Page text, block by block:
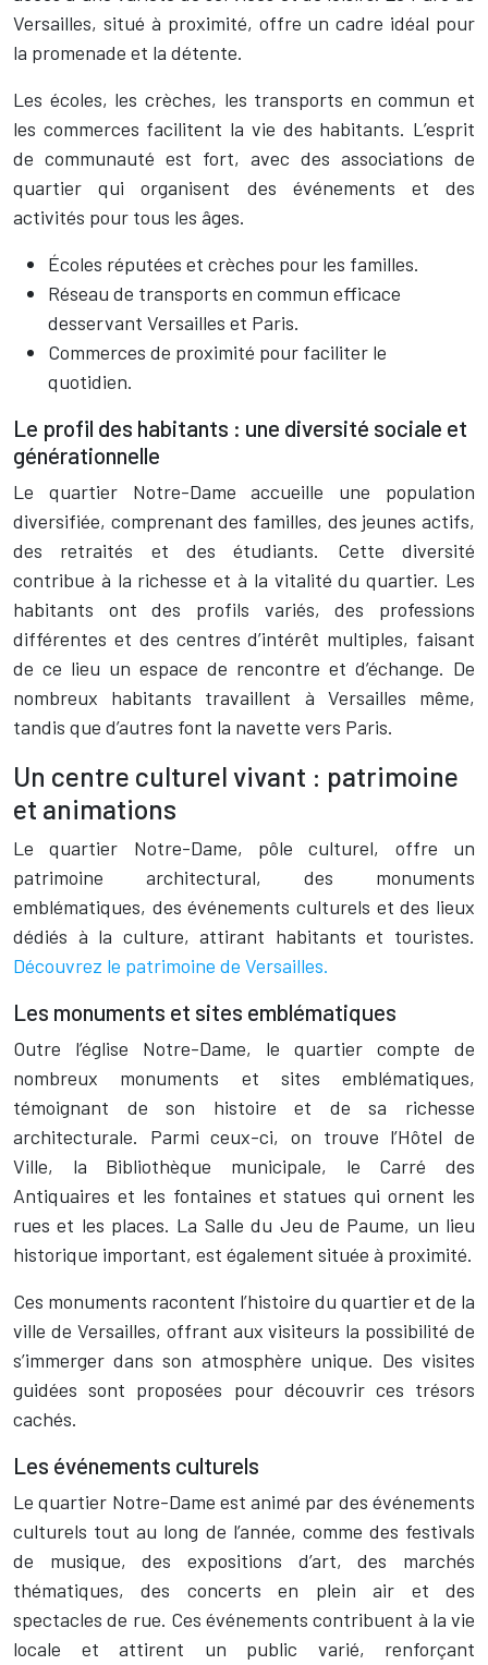
Versailles, situé à proximité, offre un cadre idéal pour
la promenade et la détente.
Les écoles, les crèches, les transports en commun et
les commerces facilitent la vie des habitants. L’esprit
de communauté est fort, avec des associations de
quartier qui organisent des événements et des
activités pour tous les âges.
Écoles réputées et crèches pour les familles.
Réseau de transports en commun efficace
desservant Versailles et Paris.
Commerces de proximité pour faciliter le
quotidien.
Le profil des habitants : une diversité sociale et
générationnelle
Le quartier Notre-Dame accueille une population
diversifiée, comprenant des familles, des jeunes actifs,
des retraités et des étudiants. Cette diversité
contribue à la richesse et à la vitalité du quartier. Les
habitants ont des profils variés, des professions
différentes et des centres d’intérêt multiples, faisant
de ce lieu un espace de rencontre et d’échange. De
nombreux habitants travaillent à Versailles même,
tandis que d’autres font la navette vers Paris.
Un centre culturel vivant : patrimoine
et animations
Le quartier Notre-Dame, pôle culturel, offre un
patrimoine architectural, des monuments
emblématiques, des événements culturels et des lieux
dédiés à la culture, attirant habitants et touristes.
Découvrez le patrimoine de Versailles.
Les monuments et sites emblématiques
Outre l’église Notre-Dame, le quartier compte de
nombreux monuments et sites emblématiques,
témoignant de son histoire et de sa richesse
architecturale. Parmi ceux-ci, on trouve l’Hôtel de
Ville, la Bibliothèque municipale, le Carré des
Antiquaires et les fontaines et statues qui ornent les
rues et les places. La Salle du Jeu de Paume, un lieu
historique important, est également située à proximité.
Ces monuments racontent l’histoire du quartier et de la
ville de Versailles, offrant aux visiteurs la possibilité de
s’immerger dans son atmosphère unique. Des visites
guidées sont proposées pour découvrir ces trésors
cachés.
Les événements culturels
Le quartier Notre-Dame est animé par des événements
culturels tout au long de l’année, comme des festivals
de musique, des expositions d’art, des marchés
thématiques, des concerts en plein air et des
spectacles de rue. Ces événements contribuent à la vie
locale et attirent un public varié, renforçant